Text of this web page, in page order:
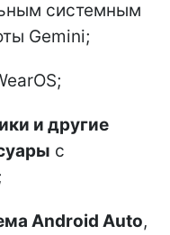
системным
Gemini;
и другие
с
Android Auto,